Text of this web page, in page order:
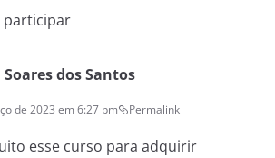
participar
dos Santos
de 2023 em 6:27 pm Permalink
esse curso para adquirir